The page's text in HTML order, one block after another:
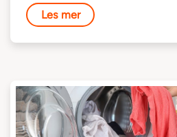
Les mer